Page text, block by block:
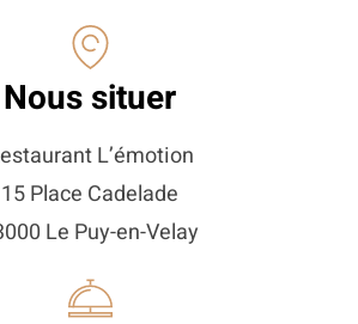
Nous situer​
L’émotion
15 Place Cadelade
Le Puy-en-Velay